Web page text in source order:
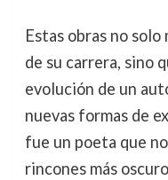
Estas obras no
de su carrera, sino
evolución de un
nuevas formas de
fue un poeta que
rincones más